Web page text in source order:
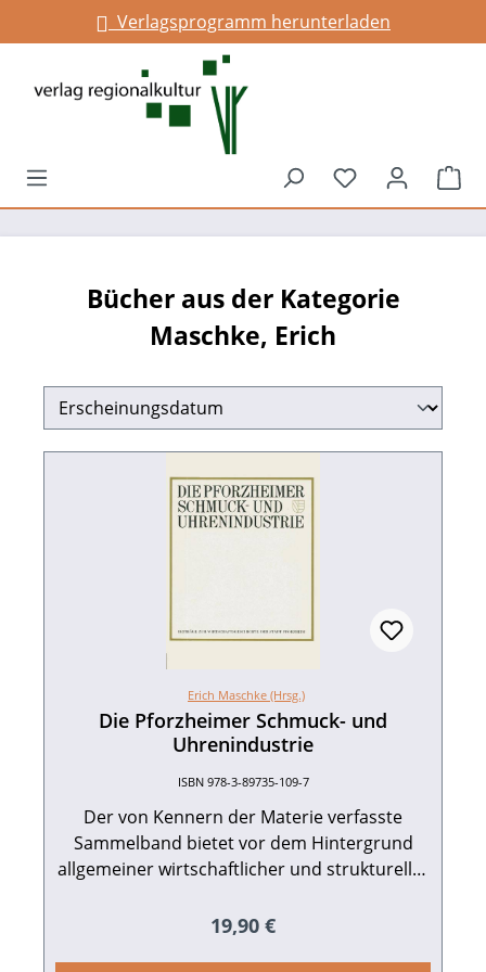
springenVerlagsprogramm herunterladen
Infos für Gemeinden
Du hast 0
Bücher aus der Kategorie
Maschke, Erich
Erich Maschke (Hrsg.)
Die Pforzheimer Schmuck- und
Uhrenindustrie
ISBN 978-3-89735-109-7
Der von Kennern der Materie verfasste
Sammelband bietet vor dem Hintergrund
allgemeiner wirtschaftlicher und struktureller
über die Pforzheimer Schmuck- und
Regulärer Preis:
19,90 €